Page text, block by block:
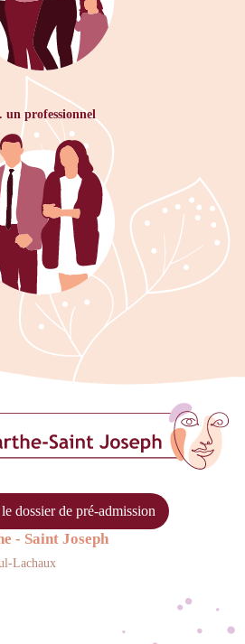
professionnel
Clinique Sainte Marthe Saint
dossier de pré-admission
- Saint Joseph
Lachaux